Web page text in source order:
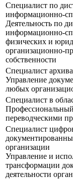
Специалист по
информационно-
Деятельность по
информационно-
физических и
организационно-
собственности
Специалист архива
Управление
любых
Специалист в
переводческими
Специалист
организации
Управление и
трансформации
деятельности